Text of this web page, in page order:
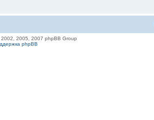
2005, 2007 phpBB Group
phpBB